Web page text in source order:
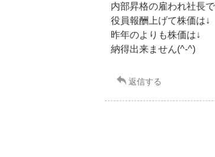
内部昇格の雇われ社長
役員報酬上げて株価は↓
昨年のよりも株価は↓
納得出来ません(^-^)
返信する